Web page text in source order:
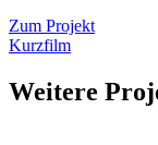
Zum Projekt
Kurzfilm
Weitere